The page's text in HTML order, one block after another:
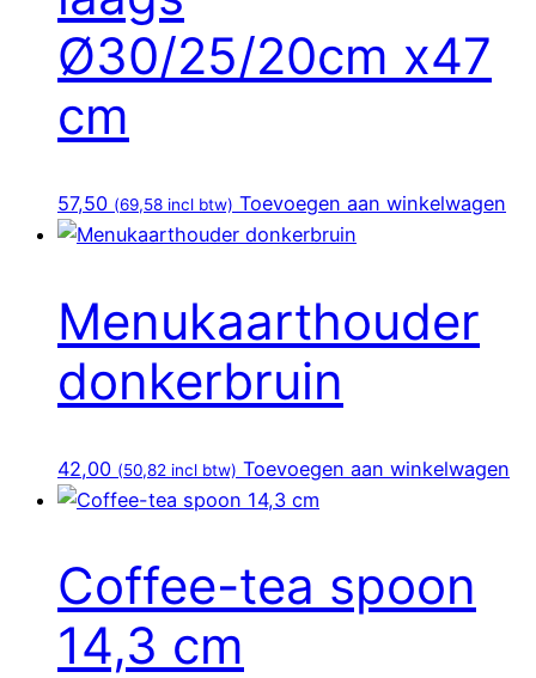
Ø30/25/20cm x47
cm
57,50 (69,58 incl btw) Toevoegen aan winkelwagen
Menukaarthouder
donkerbruin
42,00 (50,82 incl btw) Toevoegen aan winkelwagen
Coffee-tea spoon
14,3 cm